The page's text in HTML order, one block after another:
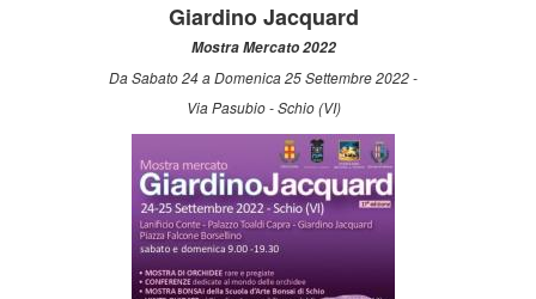
Giardino Jacquard
Mostra Mercato 2022
Da Sabato 24 a Domenica 25 Settembre 2022 -
Via Pasubio - Schio (VI)